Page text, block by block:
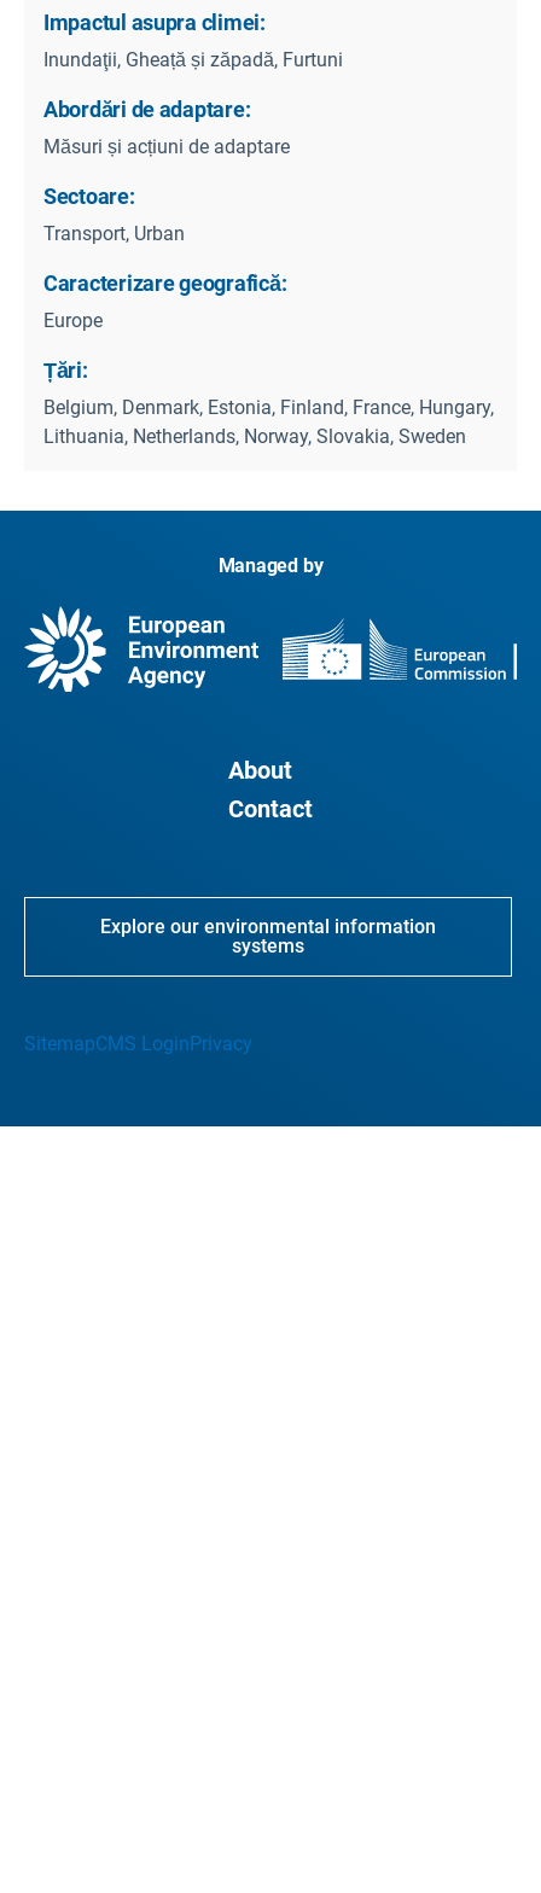
Impactul asupra climei:
Inundaţii, Gheață și zăpadă, Furtuni
Abordări de adaptare:
Măsuri și acțiuni de adaptare
Sectoare:
Transport, Urban
Caracterizare geografică:
Europe
Țări:
Belgium, Denmark, Estonia, Finland, France, Hungary,
Lithuania, Netherlands, Norway, Slovakia, Sweden
Managed by
About
Contact
Explore our environmental information
systems
SitemapCMS LoginPrivacy